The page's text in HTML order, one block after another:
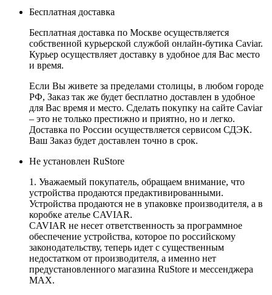
Бесплатная доставка
Бесплатная доставка по Москве осуществляется
собственной курьерской службой онлайн-бутика Caviar.
Курьер осуществляет доставку в удобное для Вас место
и время.
Если Вы живете за пределами столицы, в любом городе
РФ, Заказ так же будет бесплатно доставлен в удобное
для Вас время и место. Сделать покупку на сайте Caviar
– это не только престижно и приятно, но и легко.
Доставка по России осуществляется сервисом СДЭК.
Ваш Заказ будет доставлен точно в срок.
Не установлен RuStore
1. Уважаемый покупатель, обращаем внимание, что
устройства продаются предактивированными.
Устройства продаются не в упаковке производителя, а в
коробке ателье CAVIAR.
CAVIAR не несет ответственность за программное
обеспечение устройства, которое по российскому
законодательству, теперь идет с существенным
недостатком от производителя, а именно нет
предустановленного магазина RuStore и мессенджера
MAX.